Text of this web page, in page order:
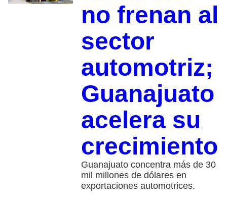
no frenan al
sector
automotriz;
Guanajuato
acelera su
crecimiento
Guanajuato concentra más de 30
mil millones de dólares en
exportaciones automotrices.